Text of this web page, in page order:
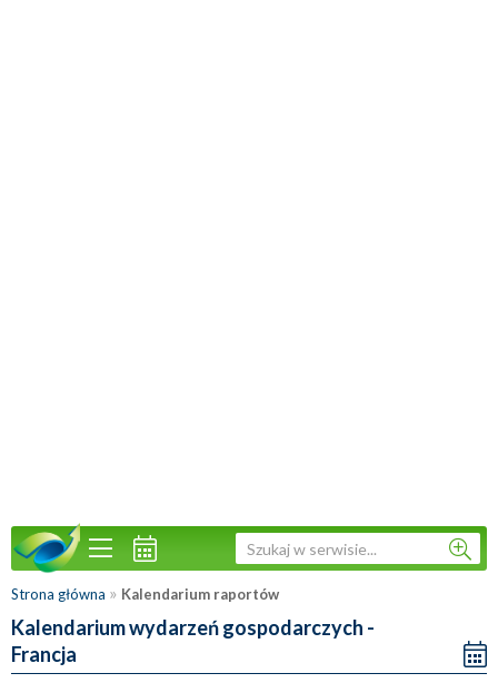
Strona główna » Kalendarium raportów
Kalendarium wydarzeń gospodarczych -
Francja